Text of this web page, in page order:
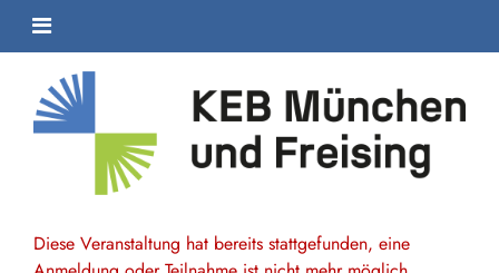
Diese Veranstaltung hat bereits stattgefunden, eine